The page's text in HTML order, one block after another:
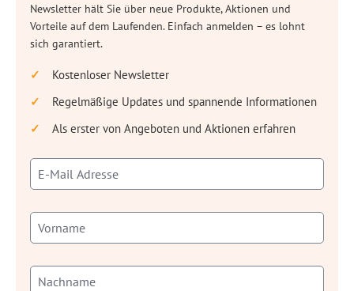
Newsletter hält Sie über neue Produkte, Aktionen und
Vorteile auf dem Laufenden. Einfach anmelden – es lohnt
sich garantiert.
Kostenloser Newsletter
Regelmäßige Updates und spannende Informationen
Als erster von Angeboten und Aktionen erfahren